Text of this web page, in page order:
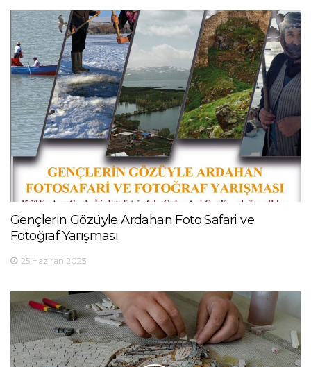
Gençlerin Gözüyle Ardahan Foto Safari ve
Fotoğraf Yarışması
25 Haziran 2023